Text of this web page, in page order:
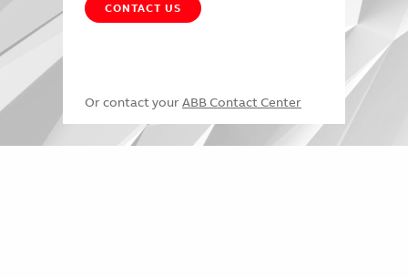
CONTACT US
Or contact your ABB Contact Center